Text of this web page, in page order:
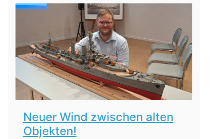
Neuer Wind zwischen alten
Objekten!